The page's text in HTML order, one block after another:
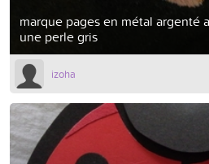
marque pages en métal argenté
une perle gris
izoha